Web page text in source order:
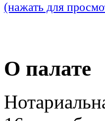
(нажать для
О палате